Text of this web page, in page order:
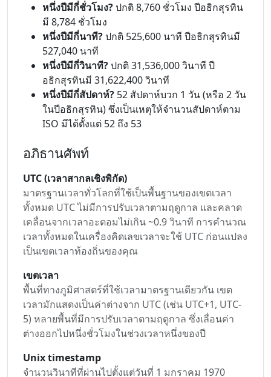
หนึ่งปีมีกี่ชั่วโมง?ปกติ 8,760 ชั่วโมง ปีอธิกสุรทิน
มี 8,784 ชั่วโมง
หนึ่งปีมีกี่นาที?ปกติ 525,600 นาที ปีอธิกสุรทินมี
527,040 นาที
หนึ่งปีมีกี่วินาที?ปกติ 31,536,000 วินาที ปี
อธิกสุรทินมี 31,622,400 วินาที
หนึ่งปีมีกี่สัปดาห์? 52 สัปดาห์บวก 1 วัน (หรือ 2 วัน
ในปีอธิกสุรทิน) ซึ่งเป็นเหตุให้จำนวนสัปดาห์ตาม
ISO มีได้ตั้งแต่ 52 ถึง 53
อภิธานศัพท์
UTC (เวลาสากลเชิงพิกัด)
มาตรฐานเวลาทั่วโลกที่ใช้เป็นพื้นฐานของเขตเวลา
ทั้งหมด UTC ไม่มีการปรับเวลาตามฤดูกาล และคลาด
เคลื่อนจากเวลาอะตอมไม่เกิน ~0.9 วินาที การคำนวณ
เวลาทั้งหมดในเครื่องคิดเลขเวลาจะใช้ UTC ก่อนแปลง
เป็นเขตเวลาท้องถิ่นของคุณ
เขตเวลา
พื้นที่ทางภูมิศาสตร์ที่ใช้เวลามาตรฐานเดียวกัน เขต
เวลามักแสดงเป็นค่าต่างจาก UTC (เช่น UTC+1, UTC-
5) หลายพื้นที่มีการปรับเวลาตามฤดูกาล ซึ่งเลื่อนค่า
ต่างออกไปหนึ่งชั่วโมงในช่วงเวลาหนึ่งของปี
Unix timestamp
จำนวนวินาทีที่ผ่านไปตั้งแต่วันที่ 1 มกราคม 1970